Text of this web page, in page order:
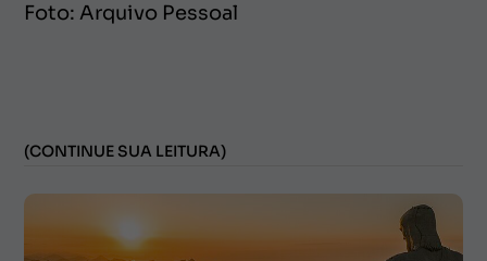
Foto: Arquivo Pessoal
(CONTINUE SUA LEITURA)